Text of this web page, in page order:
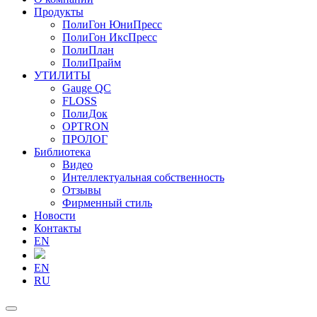
Продукты
ПолиГон ЮниПресс
ПолиГон ИксПресс
ПолиПлан
ПолиПрайм
УТИЛИТЫ
Gauge QC
FLOSS
ПолиДок
OPTRON
ПРОЛОГ
Библиотека
Видео
Интеллектуальная собственность
Отзывы
Фирменный стиль
Новости
Контакты
EN
EN
RU